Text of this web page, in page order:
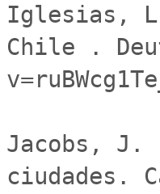
Iglesias,
Chile .
Jacobs, J.
ciudades.